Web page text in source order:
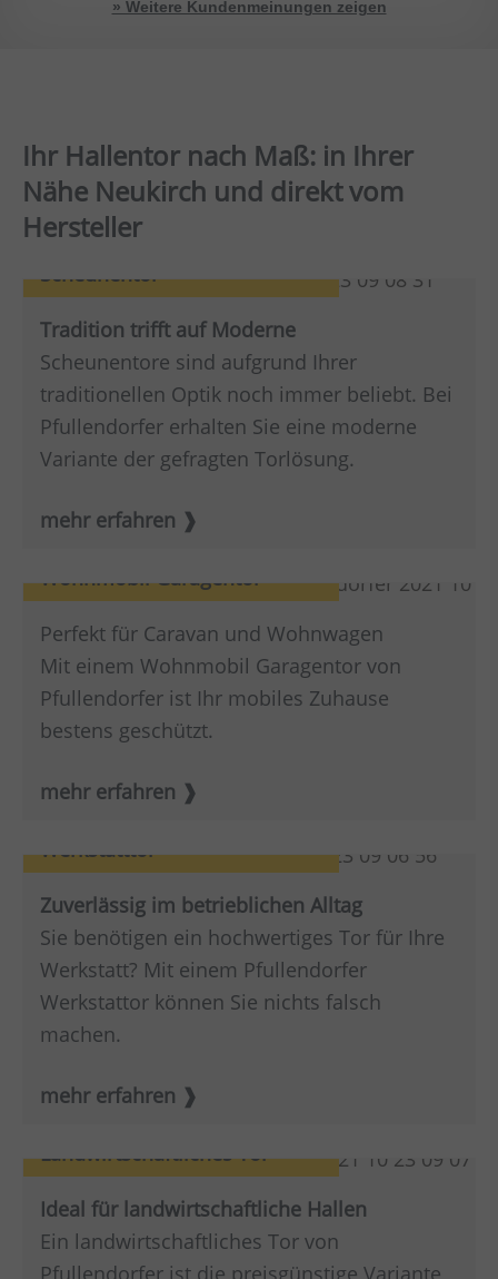
» Weitere Kundenmeinungen zeigen
Ihr Hallentor nach Maß: in Ihrer
Nähe Neukirch und direkt vom
Hersteller
Scheunentor
Tradition trifft auf Moderne
Scheunentore sind aufgrund Ihrer
traditionellen Optik noch immer beliebt. Bei
Pfullendorfer erhalten Sie eine moderne
Variante der gefragten Torlösung.
mehr erfahren
Wohnmobil Garagentor
Perfekt für Caravan und Wohnwagen
Mit einem Wohnmobil Garagentor von
Pfullendorfer ist Ihr mobiles Zuhause
bestens geschützt.
mehr erfahren
Werkstatttor
Zuverlässig im betrieblichen Alltag
Sie benötigen ein hochwertiges Tor für Ihre
Werkstatt? Mit einem Pfullendorfer
Werkstattor können Sie nichts falsch
machen.
mehr erfahren
Landwirtschaftliches Tor
Ideal für landwirtschaftliche Hallen
Ein landwirtschaftliches Tor von
Pfullendorfer ist die preisgünstige Variante